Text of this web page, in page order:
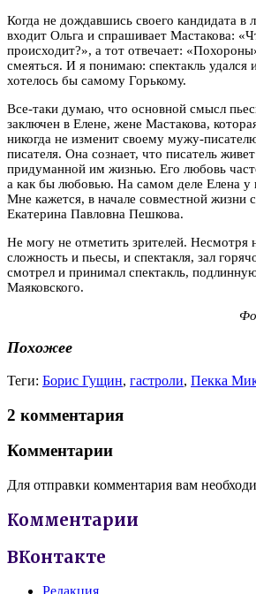
Когда не дождавшись своего кандидата в
входит Ольга и спрашивает Мастакова:
происходит?», а тот отвечает:
смеяться. И я понимаю: спектакль удался
хотелось бы самому Горькому.
Все-таки думаю, что основной смысл
заключен в Елене, жене Мастакова,
никогда не изменит своему мужу-
писателя. Она сознает, что писатель
придуманной им жизнью. Его любовь
а как бы любовью. На самом деле Елена у
Мне кажется, в начале совместной жизни
Екатерина Павловна Пешкова.
Не могу не отметить зрителей. Несмотря
сложность и пьесы, и спектакля, зал
смотрел и принимал спектакль,
Маяковского.
Похожее
Теги: Борис Гущин, гастроли, Пекка
2 комментария
Комментарии
Для отправки комментария вам
Комментарии
ВКонтакте